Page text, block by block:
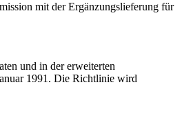
mit der Ergänzungslieferung für
und in der erweiterten
1991. Die Richtlinie wird